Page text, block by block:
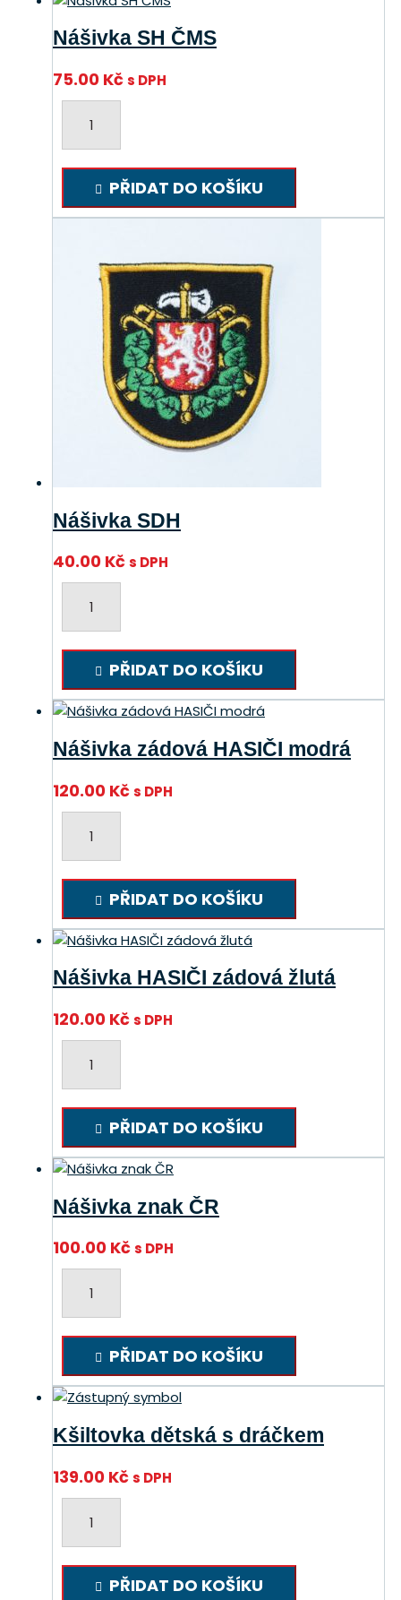
Nášivka SH ČMS
75.00 Kčs DPH
ČMS
množství
PŘIDAT DO KOŠÍKU
Nášivka SDH
40.00 Kčs DPH
množství
PŘIDAT DO KOŠÍKU
Nášivka zádová HASIČI modrá
120.00 Kčs DPH
zádová
HASIČI
modrá
množstvíPŘIDAT DO KOŠÍKU
Nášivka HASIČI zádová žlutá
120.00 Kčs DPH
HASIČI
zádová
žlutá
množstvíPŘIDAT DO KOŠÍKU
Nášivka znak ČR
100.00 Kčs DPH
znak
ČR
množství
PŘIDAT DO KOŠÍKU
Kšiltovka dětská s dráčkem
139.00 Kčs DPH
dětská
s
dráčkem
množstvíPŘIDAT DO KOŠÍKU